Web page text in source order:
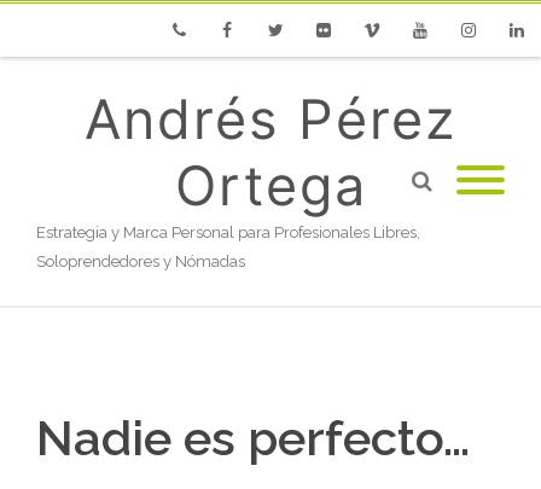
Andrés Pérez
Ortega
Estrategia y Marca Personal para Profesionales Libres,
Soloprendedores y Nómadas
Nadie es perfecto…